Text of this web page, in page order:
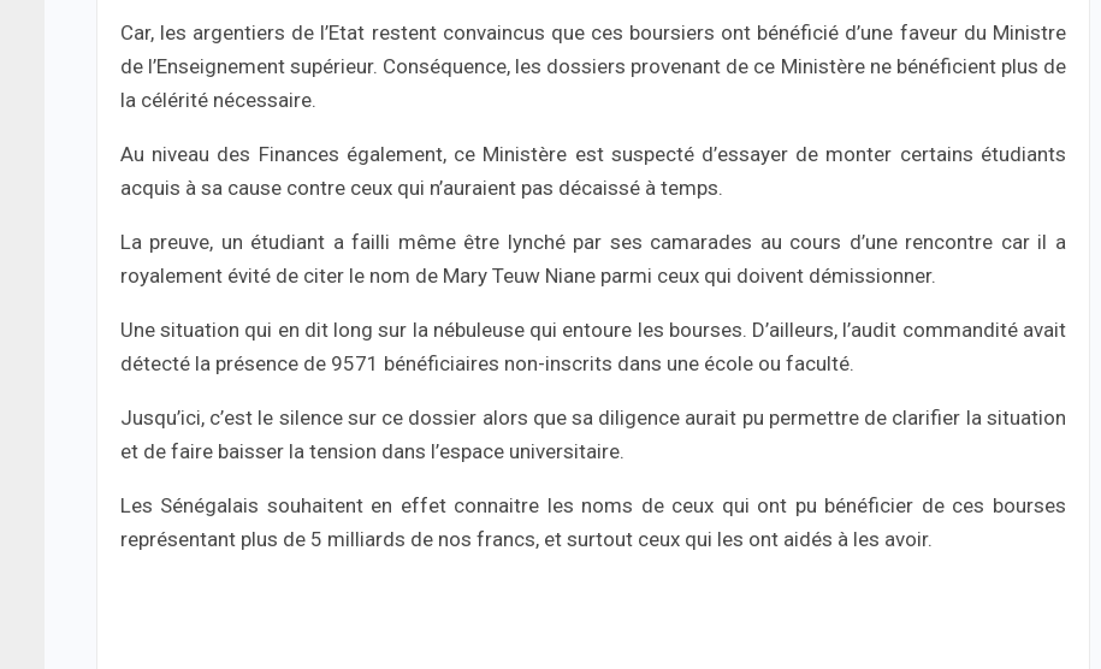
Car, les argentiers de l’Etat restent convaincus que ces boursiers ont bénéficié d’une faveur du Ministre
de l’Enseignement supérieur. Conséquence, les dossiers provenant de ce Ministère ne bénéficient plus de
la célérité nécessaire.
Au niveau des Finances également, ce Ministère est suspecté d’essayer de monter certains étudiants
acquis à sa cause contre ceux qui n’auraient pas décaissé à temps.
La preuve, un étudiant a failli même être lynché par ses camarades au cours d’une rencontre car il a
royalement évité de citer le nom de Mary Teuw Niane parmi ceux qui doivent démissionner.
Une situation qui en dit long sur la nébuleuse qui entoure les bourses. D’ailleurs, l’audit commandité avait
détecté la présence de 9571 bénéficiaires non-inscrits dans une école ou faculté.
Jusqu’ici, c’est le silence sur ce dossier alors que sa diligence aurait pu permettre de clarifier la situation
et de faire baisser la tension dans l’espace universitaire.
Les Sénégalais souhaitent en effet connaitre les noms de ceux qui ont pu bénéficier de ces bourses
représentant plus de 5 milliards de nos francs, et surtout ceux qui les ont aidés à les avoir.